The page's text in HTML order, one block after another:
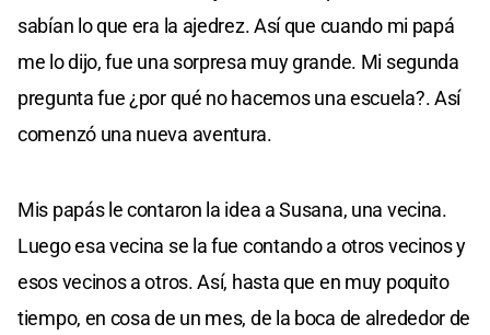
sabían lo que era la ajedrez. Así que cuando mi papá
me lo dijo, fue una sorpresa muy grande. Mi segunda
pregunta fue ¿por qué no hacemos una escuela?. Así
comenzó una nueva aventura.
Mis papás le contaron la idea a Susana, una vecina.
Luego esa vecina se la fue contando a otros vecinos y
esos vecinos a otros. Así, hasta que en muy poquito
tiempo, en cosa de un mes, de la boca de alrededor de